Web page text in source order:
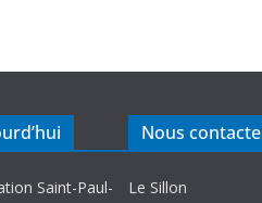
Saint-Paul-
Nous
Le Sillon